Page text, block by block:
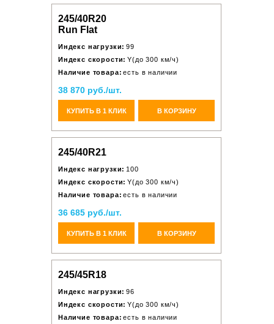
245/40R20
Run Flat
Индекс нагрузки: 99
Индекс скорости: Y(до 300 км/ч)
Наличие товара: есть в наличии
38 870 руб./шт.
КУПИТЬ В 1 КЛИК В КОРЗИНУ
245/40R21
Индекс нагрузки: 100
Индекс скорости: Y(до 300 км/ч)
Наличие товара: есть в наличии
36 685 руб./шт.
КУПИТЬ В 1 КЛИК В КОРЗИНУ
245/45R18
Индекс нагрузки: 96
Индекс скорости: Y(до 300 км/ч)
Наличие товара: есть в наличии